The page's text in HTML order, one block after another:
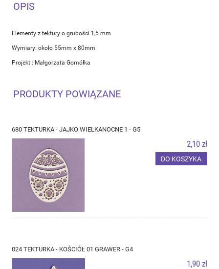
OPIS
Elementy z tektury o grubości 1,5 mm
Wymiary: około 55mm x 80mm
Projekt : Małgorzata Gomółka
PRODUKTY POWIĄZANE
680 TEKTURKA - JAJKO WIELKANOCNE 1 - G5
2,10 zł
DO KOSZYKA
024 TEKTURKA - KOŚCIÓŁ 01 GRAWER - G4
1,90 zł